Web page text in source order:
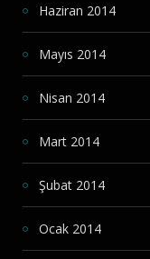
Haziran 2014
Mayıs 2014
Nisan 2014
Mart 2014
Şubat 2014
Ocak 2014